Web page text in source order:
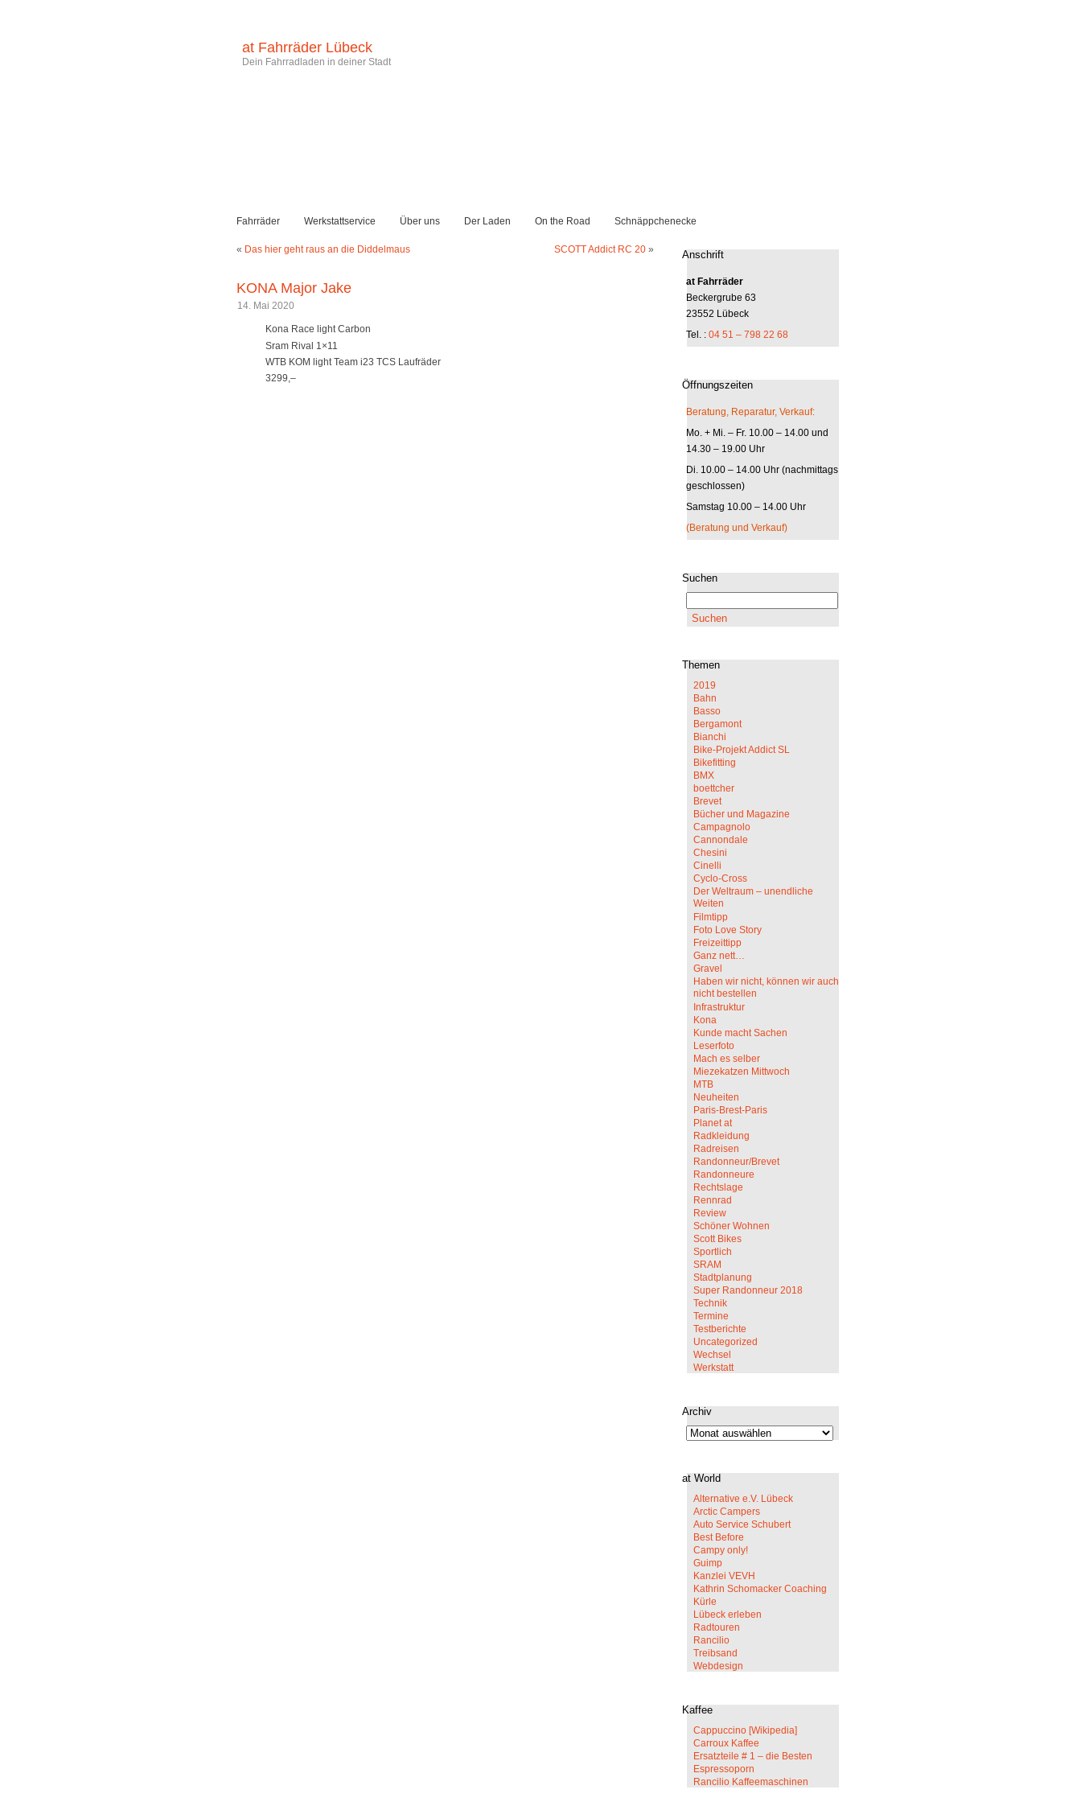
at Fahrräder Lübeck
Dein Fahrradladen in deiner Stadt
Fahrräder Werkstattservice Über uns Der Laden On the Road Schnäppchenecke
« Das hier geht raus an die Diddelmaus SCOTT Addict RC 20 »
KONA Major Jake
14. Mai 2020
Kona Race light Carbon
Sram Rival 1×11
WTB KOM light Team i23 TCS Laufräder
3299,–
Anschrift
at Fahrräder
Beckergrube 63
23552 Lübeck
Tel. : 04 51 – 798 22 68
Öffnungszeiten
Beratung, Reparatur, Verkauf:
Mo. + Mi. – Fr. 10.00 – 14.00 und
14.30 – 19.00 Uhr
Di. 10.00 – 14.00 Uhr (nachmittags
geschlossen)
Samstag 10.00 – 14.00 Uhr
(Beratung und Verkauf)
Suchen
Themen
2019
Bahn
Basso
Bergamont
Bianchi
Bike-Projekt Addict SL
Bikefitting
BMX
boettcher
Brevet
Bücher und Magazine
Campagnolo
Cannondale
Chesini
Cinelli
Cyclo-Cross
Der Weltraum – unendliche
Weiten
Filmtipp
Foto Love Story
Freizeittipp
Ganz nett…
Gravel
Haben wir nicht, können wir auch
nicht bestellen
Infrastruktur
Kona
Kunde macht Sachen
Leserfoto
Mach es selber
Miezekatzen Mittwoch
MTB
Neuheiten
Paris-Brest-Paris
Planet at
Radkleidung
Radreisen
Randonneur/Brevet
Randonneure
Rechtslage
Rennrad
Review
Schöner Wohnen
Scott Bikes
Sportlich
SRAM
Stadtplanung
Super Randonneur 2018
Technik
Termine
Testberichte
Uncategorized
Wechsel
Werkstatt
Archiv
Archiv
at World
Alternative e.V. Lübeck
Arctic Campers
Auto Service Schubert
Best Before
Campy only!
Guimp
Kanzlei VEVH
Kathrin Schomacker Coaching
Kürle
Lübeck erleben
Radtouren
Rancilio
Treibsand
Webdesign
Kaffee
Cappuccino [Wikipedia]
Carroux Kaffee
Ersatzteile # 1 – die Besten
Espressoporn
Rancilio Kaffeemaschinen